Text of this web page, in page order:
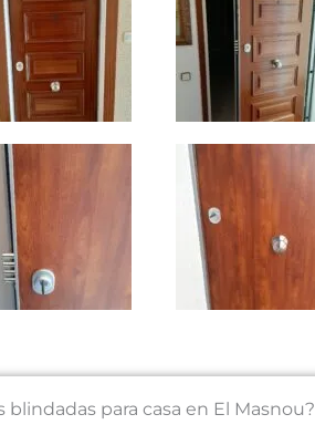
para casa en El Masnou?